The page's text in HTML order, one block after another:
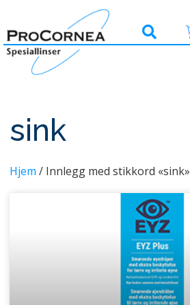
sink
Hjem / Innlegg med stikkord «sink»